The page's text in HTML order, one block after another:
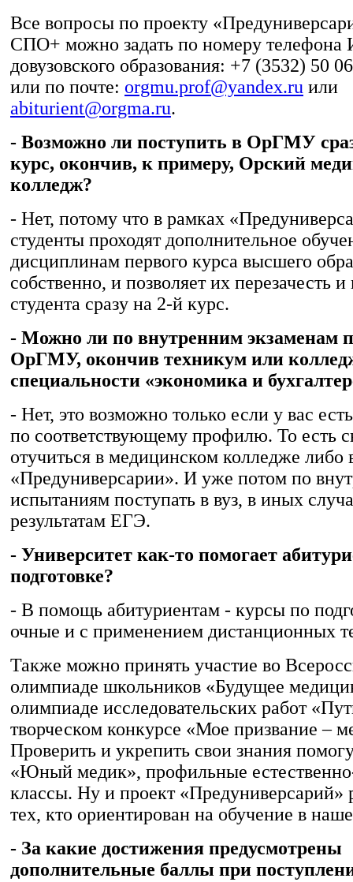
Все вопросы по проекту
СПО+ можно задать по номеру телефона
довузовского образования: +7 (3532) 50
или по почте: orgmu.prof@yandex.ru или
abiturient@orgma.ru.
- Возможно ли поступить в ОрГМУ
курс, окончив, к примеру, Орский
колледж?
- Нет, потому что в рамках
студенты проходят дополнительное
дисциплинам первого курса высшего
собственно, и позволяет их перезачесть и
студента сразу на 2-й курс.
- Можно ли по внутренним экзаменам
ОрГМУ, окончив техникум или
специальности «экономика и
- Нет, это возможно только если у вас
по соответствующему профилю. То есть
отучиться в медицинском колледже либо
«Предуниверсарии». И уже потом по
испытаниям поступать в вуз, в иных
результатам ЕГЭ.
- Университет как-то помогает
подготовке?
- В помощь абитуриентам - курсы по
очные и с применением дистанционных
Также можно принять участие во
олимпиаде школьников «Будущее
олимпиаде исследовательских работ
творческом конкурсе «Мое призвание –
Проверить и укрепить свои знания
«Юный медик», профильные
классы. Ну и проект «Предуниверсарий»
тех, кто ориентирован на обучение в
- За какие достижения предусмотрены
дополнительные баллы при